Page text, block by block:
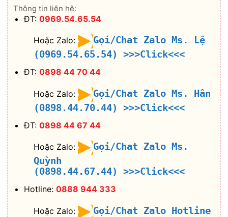
Thông tin liên hệ:
ĐT: 0969.54.65.54
Hoặc Zalo:
Gọi/Chat Zalo Ms. Lệ
(0969.54.65.54)
>>>Click<<<
ĐT: 0898 44 70 44
Hoặc Zalo:
Gọi/Chat Zalo Ms. Hân
(0898.44.70.44)
>>>Click<<<
ĐT: 0898 44 67 44
Hoặc Zalo:
Gọi/Chat Zalo Ms.
Quỳnh
(0898.44.67.44)
>>>Click<<<
Hotline: 0888 944 333
Hoặc Zalo:
Gọi/Chat Zalo Hotline